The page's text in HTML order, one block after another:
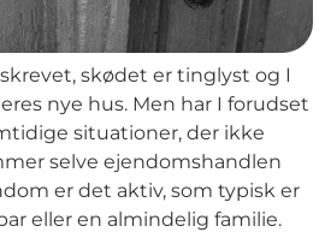
skødet er tinglyst og I
nye hus. Men har I forudset
situationer, der ikke
selve ejendomshandlen
er det aktiv, som typisk er
eller en almindelig familie.